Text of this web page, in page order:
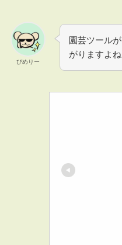
ぴめりー
園芸ツール
がりますよね